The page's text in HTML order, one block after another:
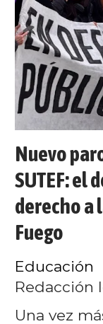
Nuevo
SUTEF: el
derecho a
Fuego
Redacción
Educación
Una vez